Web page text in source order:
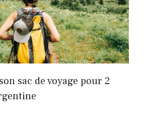
sac de voyage pour 2